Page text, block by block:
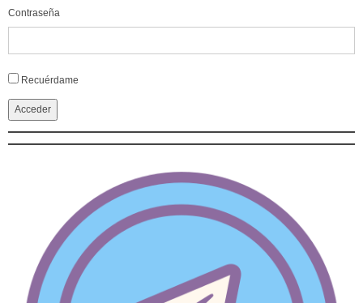
Contraseña
Alternative:
Recuérdame
Acceder